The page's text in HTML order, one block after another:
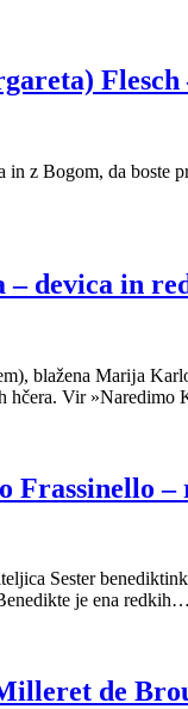
in z Bogom, da boste
devica in
blažena Marĳa
hčera. Vir
Frassinello
Sester
je ena redkih…
de